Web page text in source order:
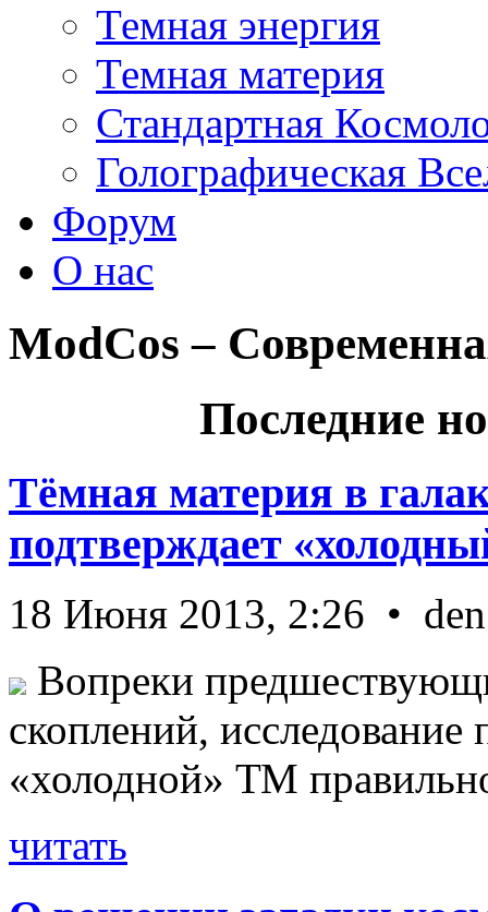
Темная энергия
Темная материя
Стандартная
Голографическая
Форум
О нас
ModCos –
Последние
Тёмная материя в
подтверждает
18 Июня 2013, 2:26 • den
Вопреки
скоплений, исследование
«холодной» ТМ
читать